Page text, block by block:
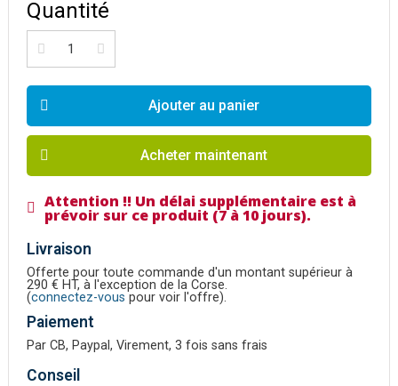
Quantité
Ajouter au panier
Acheter maintenant
Attention !! Un délai supplémentaire est à
prévoir sur ce produit (7 à 10 jours).
Livraison
Offerte pour toute commande d'un montant supérieur à
290 € HT, à l'exception de la Corse.
(connectez-vous pour voir l'offre).
Paiement
Par CB, Paypal, Virement, 3 fois sans frais
Conseil